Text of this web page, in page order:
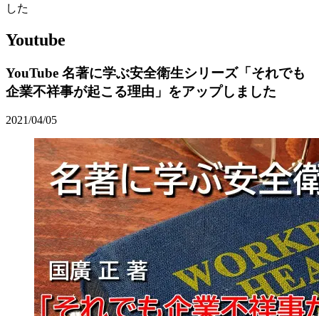
した
Youtube
YouTube 名著に学ぶ安全衛生シリーズ「それでも
企業不祥事が起こる理由」をアップしました
2021/04/05